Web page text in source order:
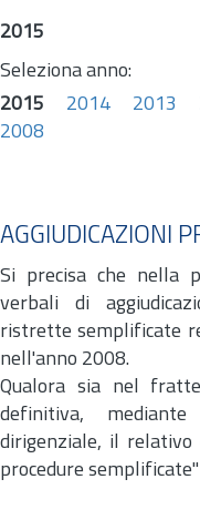
2015
Seleziona anno:
2015
2014 2013
2008
AGGIUDICAZIONI
Si precisa che nella
verbali di
ristrette semplificate
nell'anno 2008.
Qualora sia nel
definitiva,
dirigenziale, il relativo
procedure semplificate"